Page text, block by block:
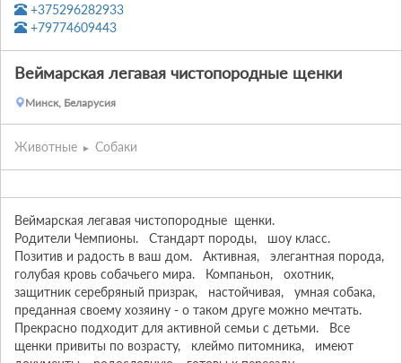
+375296282933
+79774609443
Веймарская легавая чистопородные щенки
Минск, Беларусия
Животные Собаки
Веймарская легавая чистопородные  щенки.
Родители Чемпионы.   Стандарт породы,   шоу класс.
Позитив и радость в ваш дом.   Активная,   элегантная порода,
голубая кровь собачьего мира.   Компаньон,   охотник,
защитник серебряный призрак,   настойчивая,   умная собака,
преданная своему хозяину - о таком друге можно мечтать.
Прекрасно подходит для активной семьи с детьми.   Все
щенки привиты по возрасту,   клеймо питомника,   имеют